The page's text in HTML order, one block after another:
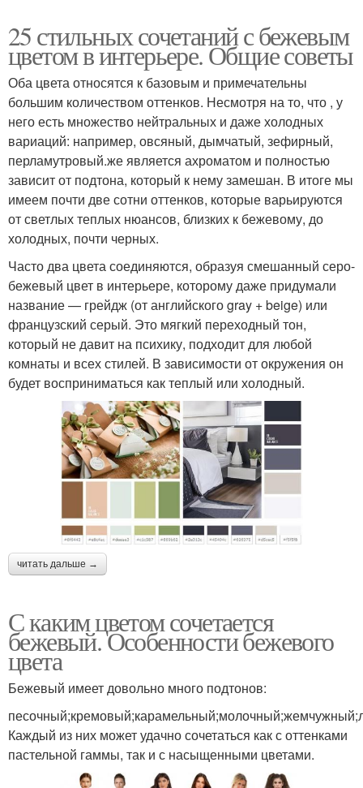
25 стильных сочетаний с бежевым
цветом в интерьере. Общие советы
Оба цвета относятся к базовым и примечательны
большим количеством оттенков. Несмотря на то, что , у
него есть множество нейтральных и даже холодных
вариаций: например, овсяный, дымчатый, зефирный,
перламутровый.же является ахроматом и полностью
зависит от подтона, который к нему замешан. В итоге мы
имеем почти две сотни оттенков, которые варьируются
от светлых теплых нюансов, близких к бежевому, до
холодных, почти черных.
Часто два цвета соединяются, образуя смешанный серо-
бежевый цвет в интерьере, которому даже придумали
название — грейдж (от английского gray + beige) или
французский серый. Это мягкий переходный тон,
который не давит на психику, подходит для любой
комнаты и всех стилей. В зависимости от окружения он
будет восприниматься как теплый или холодный.
читать дальше →
С каким цветом сочетается
бежевый. Особенности бежевого
цвета
Бежевый имеет довольно много подтонов:
Каждый из них может удачно сочетаться как с оттенками
пастельной гаммы, так и с насыщенными цветами.